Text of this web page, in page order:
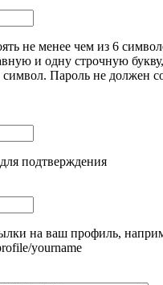
не менее чем из 6
и одну строчную
Пароль не должен
подтверждения
на ваш профиль,
yourname